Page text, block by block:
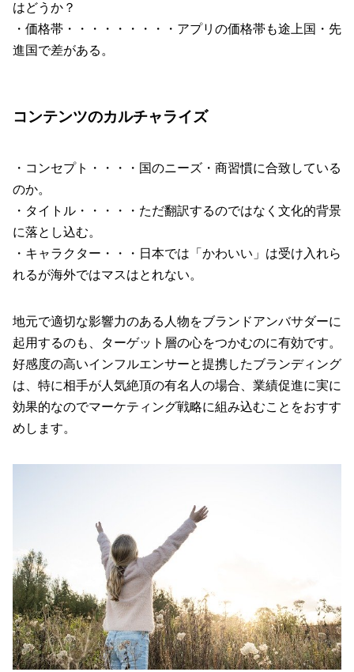
はどうか？
・価格帯・・・・・・・・・アプリの価格帯も途上国・先
進国で差がある。
コンテンツのカルチャライズ
・コンセプト・・・・国のニーズ・商習慣に合致している
のか。
・タイトル・・・・・ただ翻訳するのではなく文化的背景
に落とし込む。
・キャラクター・・・日本では「かわいい」は受け入れら
れるが海外ではマスはとれない。
地元で適切な影響力のある人物をブランドアンバサダーに
起用するのも、ターゲット層の心をつかむのに有効です。
好感度の高いインフルエンサーと提携したブランディング
は、特に相手が人気絶頂の有名人の場合、業績促進に実に
効果的なのでマーケティング戦略に組み込むことをおすす
めします。